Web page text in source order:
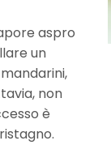
aspro
un
non
è